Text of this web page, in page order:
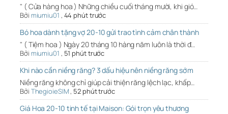
" ( Cửa hàng hoa ) Những chiều cuối tháng mười, khi gió…
Bởi miumiu01 , 44 phút trước
Bó hoa dành tặng vợ 20-10 gửi trao tình cảm chân thành
" ( Tiệm hoa ) Ngày 20 tháng 10 hàng năm luôn là thời đ…
Bởi miumiu01 , 51 phút trước
Khi nào cần niềng răng? 3 dấu hiệu nên niềng răng sớm
Niềng răng không chỉ giúp cải thiện răng lệch lạc, khấp…
Bởi ThegioieSIM, 52 phút trước
Giá Hoa 20-10 tinh tế tại Maison: Gói trọn yêu thương